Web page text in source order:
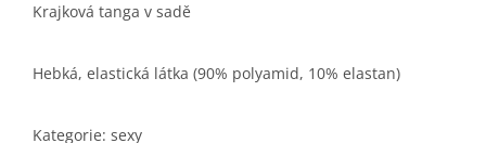
Krajková tanga v sadě
Hebká, elastická látka (90% polyamid, 10% elastan)
Kategorie: sexy